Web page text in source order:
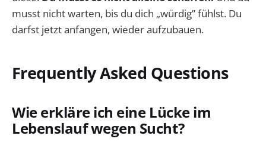
musst nicht warten, bis du dich „würdig” fühlst. Du
darfst jetzt anfangen, wieder aufzubauen.
Frequently Asked Questions
Wie erkläre ich eine Lücke im
Lebenslauf wegen Sucht?